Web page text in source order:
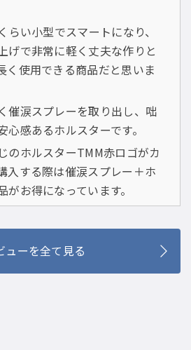
い小型でスマートになり、
げで非常に軽く丈夫な作りと
く使用できる商品だと思いま
催涙スプレーを取り出し、咄
感あるホルスターです。
のホルスターTMM赤ロゴがカ
入する際は催涙スプレー＋ホ
お得になっています。
ューを全て見る